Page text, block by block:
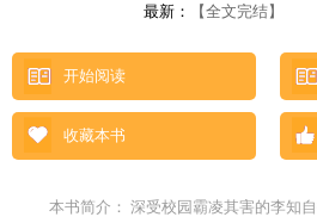
最新：
【全文完结】
开始阅读
收藏本书
本书简介： 深受校园霸凌其害的李知